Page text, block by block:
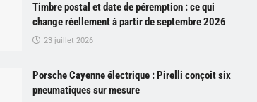
Timbre postal et date de péremption : ce qui
change réellement à partir de septembre 2026
23 juillet 2026
Porsche Cayenne électrique : Pirelli conçoit six
pneumatiques sur mesure